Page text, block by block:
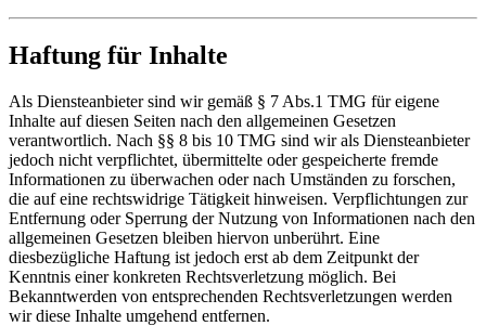
Haftung für Inhalte
Als Diensteanbieter sind wir gemäß § 7 Abs.1 TMG für eigene
Inhalte auf diesen Seiten nach den allgemeinen Gesetzen
verantwortlich. Nach §§ 8 bis 10 TMG sind wir als Diensteanbieter
jedoch nicht verpflichtet, übermittelte oder gespeicherte fremde
Informationen zu überwachen oder nach Umständen zu forschen,
die auf eine rechtswidrige Tätigkeit hinweisen. Verpflichtungen zur
Entfernung oder Sperrung der Nutzung von Informationen nach den
allgemeinen Gesetzen bleiben hiervon unberührt. Eine
diesbezügliche Haftung ist jedoch erst ab dem Zeitpunkt der
Kenntnis einer konkreten Rechtsverletzung möglich. Bei
Bekanntwerden von entsprechenden Rechtsverletzungen werden
wir diese Inhalte umgehend entfernen.